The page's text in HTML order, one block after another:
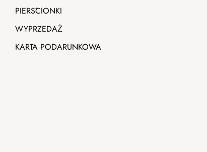
PIERŚCIONKI
WYPRZEDAŻ
KARTA PODARUNKOWA